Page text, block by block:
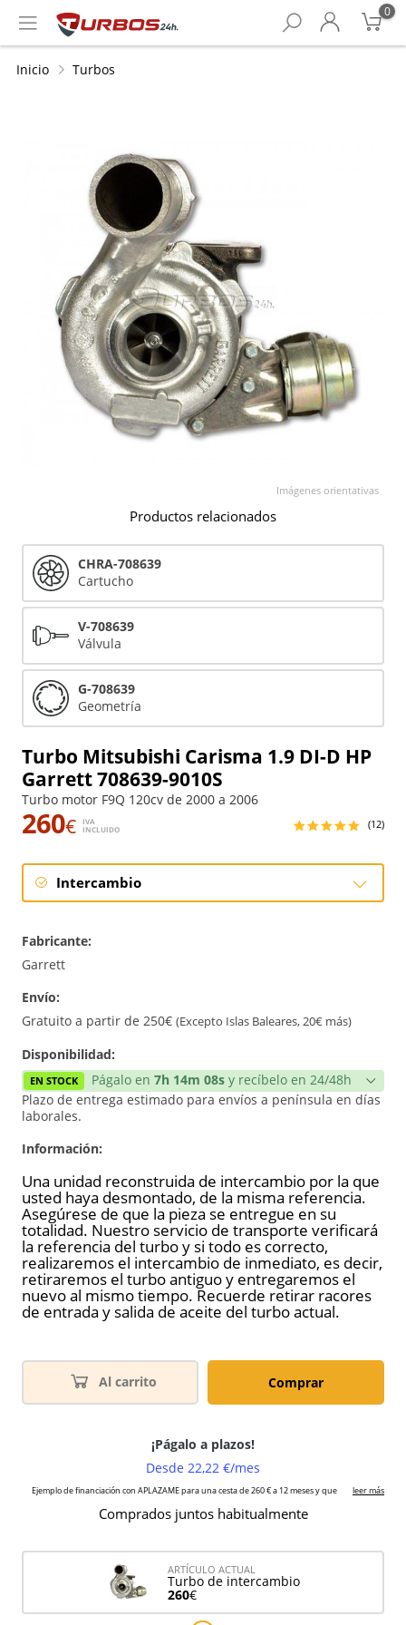
0
Inicio Turbos
Turbo Mitsubishi Carisma 1.9 DI-D HP
Garrett 708639-9010S
Turbo motor F9Q 120cv de 2000 a 2006
260€
IVA
INCLUIDO
(12)
Intercambio
Reconstrucción
Reforzado
Fabricante:
Garrett
Envío:
Gratuito a partir de 250€ (Excepto Islas Baleares, 20€ más)
Disponibilidad:
EN STOCK Págalo en 7h 14m 07s y recíbelo en 24/48h
Plazo de entrega estimado para envíos a península en días
laborales.
Información:
Una unidad reconstruida de intercambio por la que
usted haya desmontado, de la misma referencia.
Asegúrese de que la pieza se entregue en su
totalidad. Nuestro servicio de transporte verificará
la referencia del turbo y si todo es correcto,
realizaremos el intercambio de inmediato, es decir,
retiraremos el turbo antiguo y entregaremos el
nuevo al mismo tiempo. Recuerde retirar racores
de entrada y salida de aceite del turbo actual.
Al carrito Comprar
Comprados juntos habitualmente
ARTÍCULO ACTUAL
Turbo de intercambio
260€
Imágenes orientativas
Productos relacionados
CHRA-708639
Cartucho
V-708639
Válvula
G-708639
Geometría